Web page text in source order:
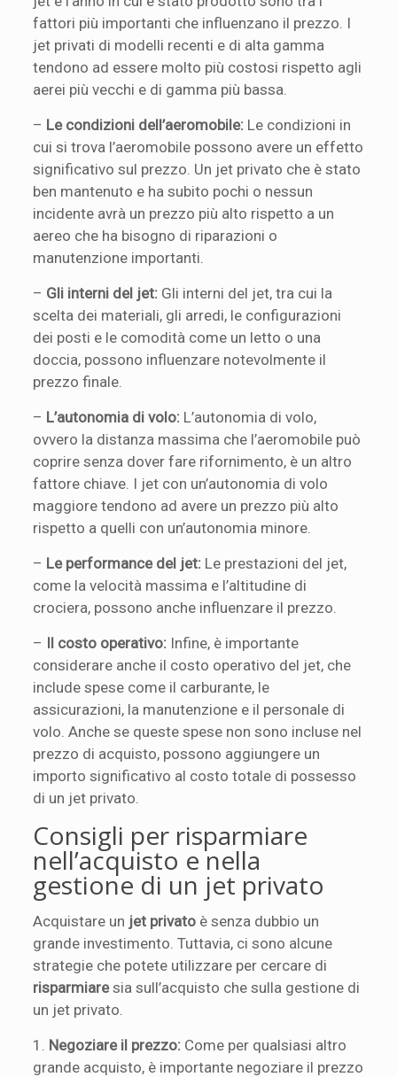
fattori più importanti che influenzano il prezzo. I
jet privati di modelli recenti e di alta gamma
tendono ad essere molto più costosi rispetto agli
aerei più vecchi e di gamma più bassa.
– Le condizioni dell’aeromobile: Le condizioni in
cui si trova l’aeromobile possono avere un effetto
significativo sul prezzo. Un jet privato che è stato
ben mantenuto e ha subito pochi o nessun
incidente avrà un prezzo più alto rispetto a un
aereo che ha bisogno di riparazioni o
manutenzione importanti.
– Gli interni del jet: Gli interni del jet, tra cui la
scelta dei materiali, gli arredi, le configurazioni
dei posti e le comodità come un letto o una
doccia, possono influenzare notevolmente il
prezzo finale.
– L’autonomia di volo: L’autonomia di volo,
ovvero la distanza massima che l’aeromobile può
coprire senza dover fare rifornimento, è un altro
fattore chiave. I jet con un’autonomia di volo
maggiore tendono ad avere un prezzo più alto
rispetto a quelli con un’autonomia minore.
– Le performance del jet: Le prestazioni del jet,
come la velocità massima e l’altitudine di
crociera, possono anche influenzare il prezzo.
– Il costo operativo: Infine, è importante
considerare anche il costo operativo del jet, che
include spese come il carburante, le
assicurazioni, la manutenzione e il personale di
volo. Anche se queste spese non sono incluse nel
prezzo di acquisto, possono aggiungere un
importo significativo al costo totale di possesso
di un jet privato.
Consigli per risparmiare
nell’acquisto e nella
gestione di un jet privato
Acquistare un jet privato è senza dubbio un
grande investimento. Tuttavia, ci sono alcune
strategie che potete utilizzare per cercare di
risparmiaresia sull’acquisto che sulla gestione di
un jet privato.
1. Negoziare il prezzo: Come per qualsiasi altro
grande acquisto, è importante negoziare il prezzo